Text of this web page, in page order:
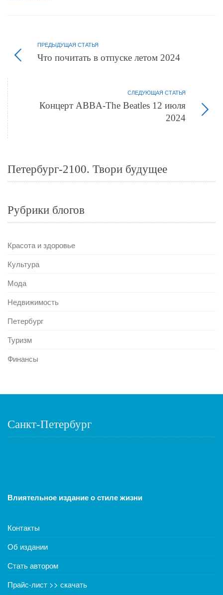
ПРЕДЫДУЩАЯ СТАТЬЯ
Что почитать в отпуске летом 2024
СЛЕДУЮЩАЯ СТАТЬЯ
Концерт ABBA-The Beatles 12 июля
2024
Петербург-2100. Твори будущее
Рубрики блогов
Красота и здоровье
Культура
Мода
Недвижимость
Петербург
Туризм
Финансы
Санкт-Петербург
Влиятельное издание о стиле жизни
Контакты
Об издании
Стать автором
Прайс-лист >> скачать